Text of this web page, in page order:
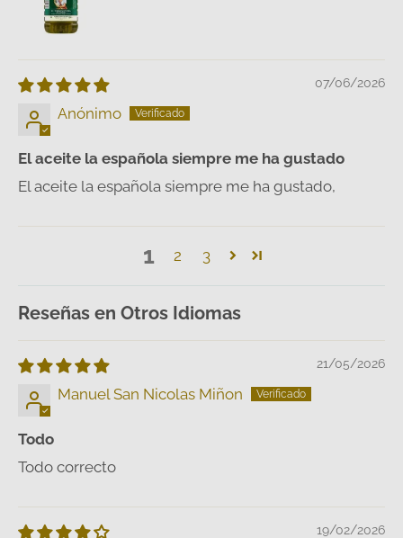
07/06/2026
Anónimo
El aceite la española siempre me ha gustado
El aceite la española siempre me ha gustado,
1 2 3
Reseñas en Otros Idiomas
21/05/2026
Manuel San Nicolas Miñon
Todo
Todo correcto
19/02/2026